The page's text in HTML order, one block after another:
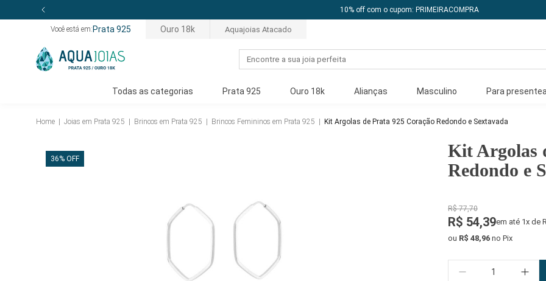
10% off com o cupom: PRIMEIRACOMPRA
Você está em: Prata 925 Ouro 18k Aquajoias Atacado
Todas as categorias Prata 925 Ouro 18k Alianças Masculino Para
Home | Joias em Prata 925 | Brincos em Prata 925 | Brincos Femininos em Prata 925 | Kit Argolas de Prata 925 Coração Redondo e Sextavada
36% OFF
Kit Argolas
Redondo e
R$ 77,70
R$ 54,39em até 1x de
ou R$ 48,96 no Pix
Quantidade